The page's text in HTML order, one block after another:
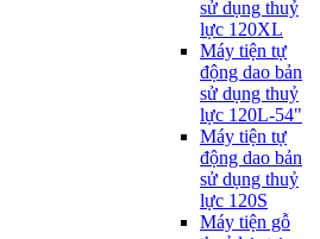
sử dụng thuỷ
lực 120XL
Máy tiện tự
động dao bản
sử dụng thuỷ
lực 120L-54"
Máy tiện tự
động dao bản
sử dụng thuỷ
lực 120S
Máy tiện gỗ